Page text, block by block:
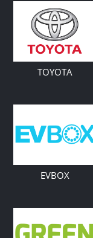
TOYOTA
EVBOX